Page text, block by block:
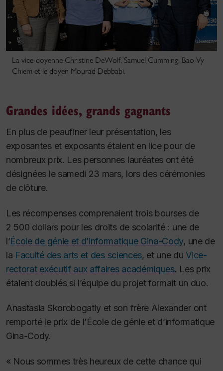
La vice-doyenne Christine DeWolf, Samuel Cumming, Bao-Vy
Chiem et le doyen Mourad Debbabi.
Grandes idées, grands gagnants
En plus de peaufiner leur présentation, les
exposantes et exposants étaient en lice pour de
nombreux prix. Les personnes lauréates ont été
désignées le samedi 23 mars, lors des cérémonies
de clôture.
Les récompenses comprenaient trois bourses de
2 500 dollars pour les droits de scolarité : une de
l’École de génie et d’informatique Gina-Cody, une de
la Faculté des arts et des sciences, et une duVice-
rectorat exécutif aux affaires académiques. Les prix
étaient doublés si l’équipe du projet formait un duo.
Anastasia Skorobogatiy et son frère Alexander ont
remporté le prix de l’École de génie et d’informatique
Gina-Cody.
« Nous sommes très heureux de cette chance qui